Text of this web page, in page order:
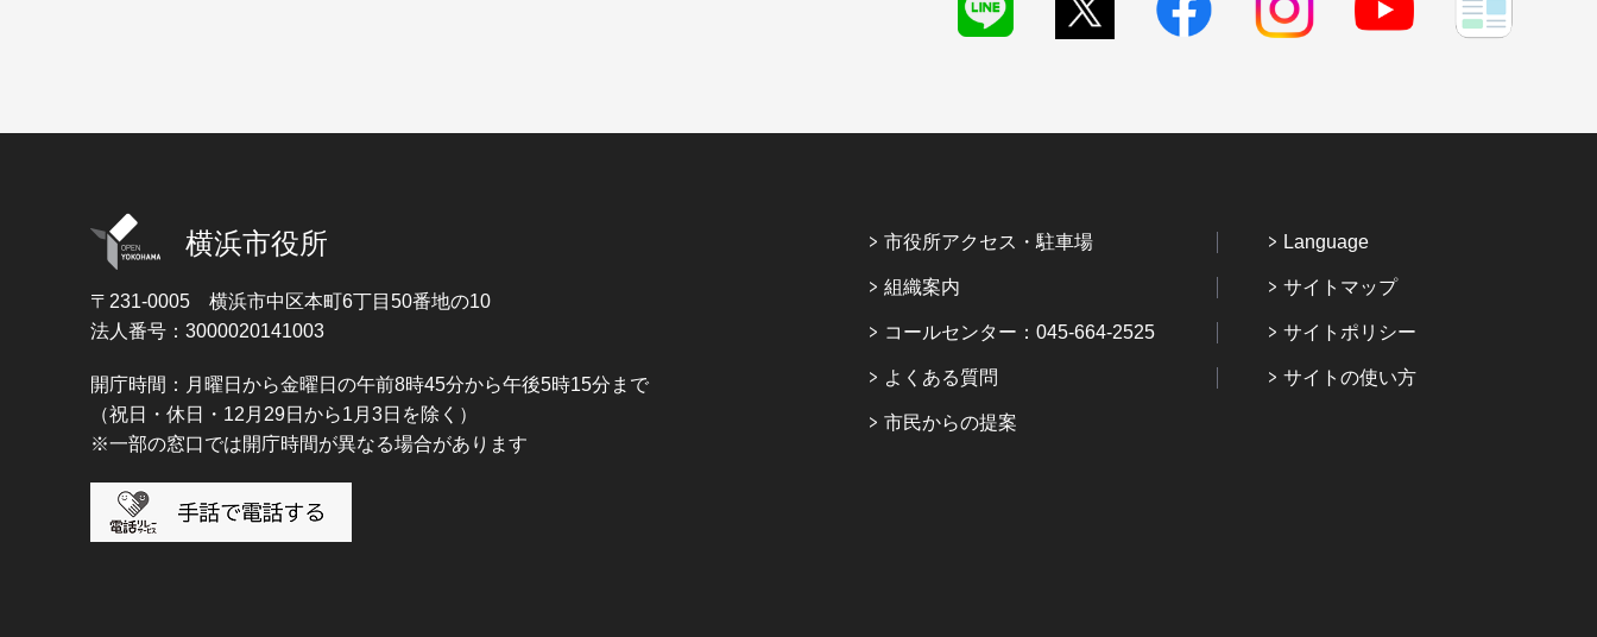
横浜市役所
〒231-0005 横浜市中区本町6丁目50番地の10
法人番号：3000020141003
開庁時間：月曜日から金曜日の午前8時45分から午後5時15分まで
（祝日・休日・12月29日から1月3日を除く）
※一部の窓口では開庁時間が異なる場合があります
市役所アクセス・駐車場
組織案内
コールセンター：045-664-2525
よくある質問
市民からの提案
Language
サイトマップ
サイトポリシー
サイトの使い方